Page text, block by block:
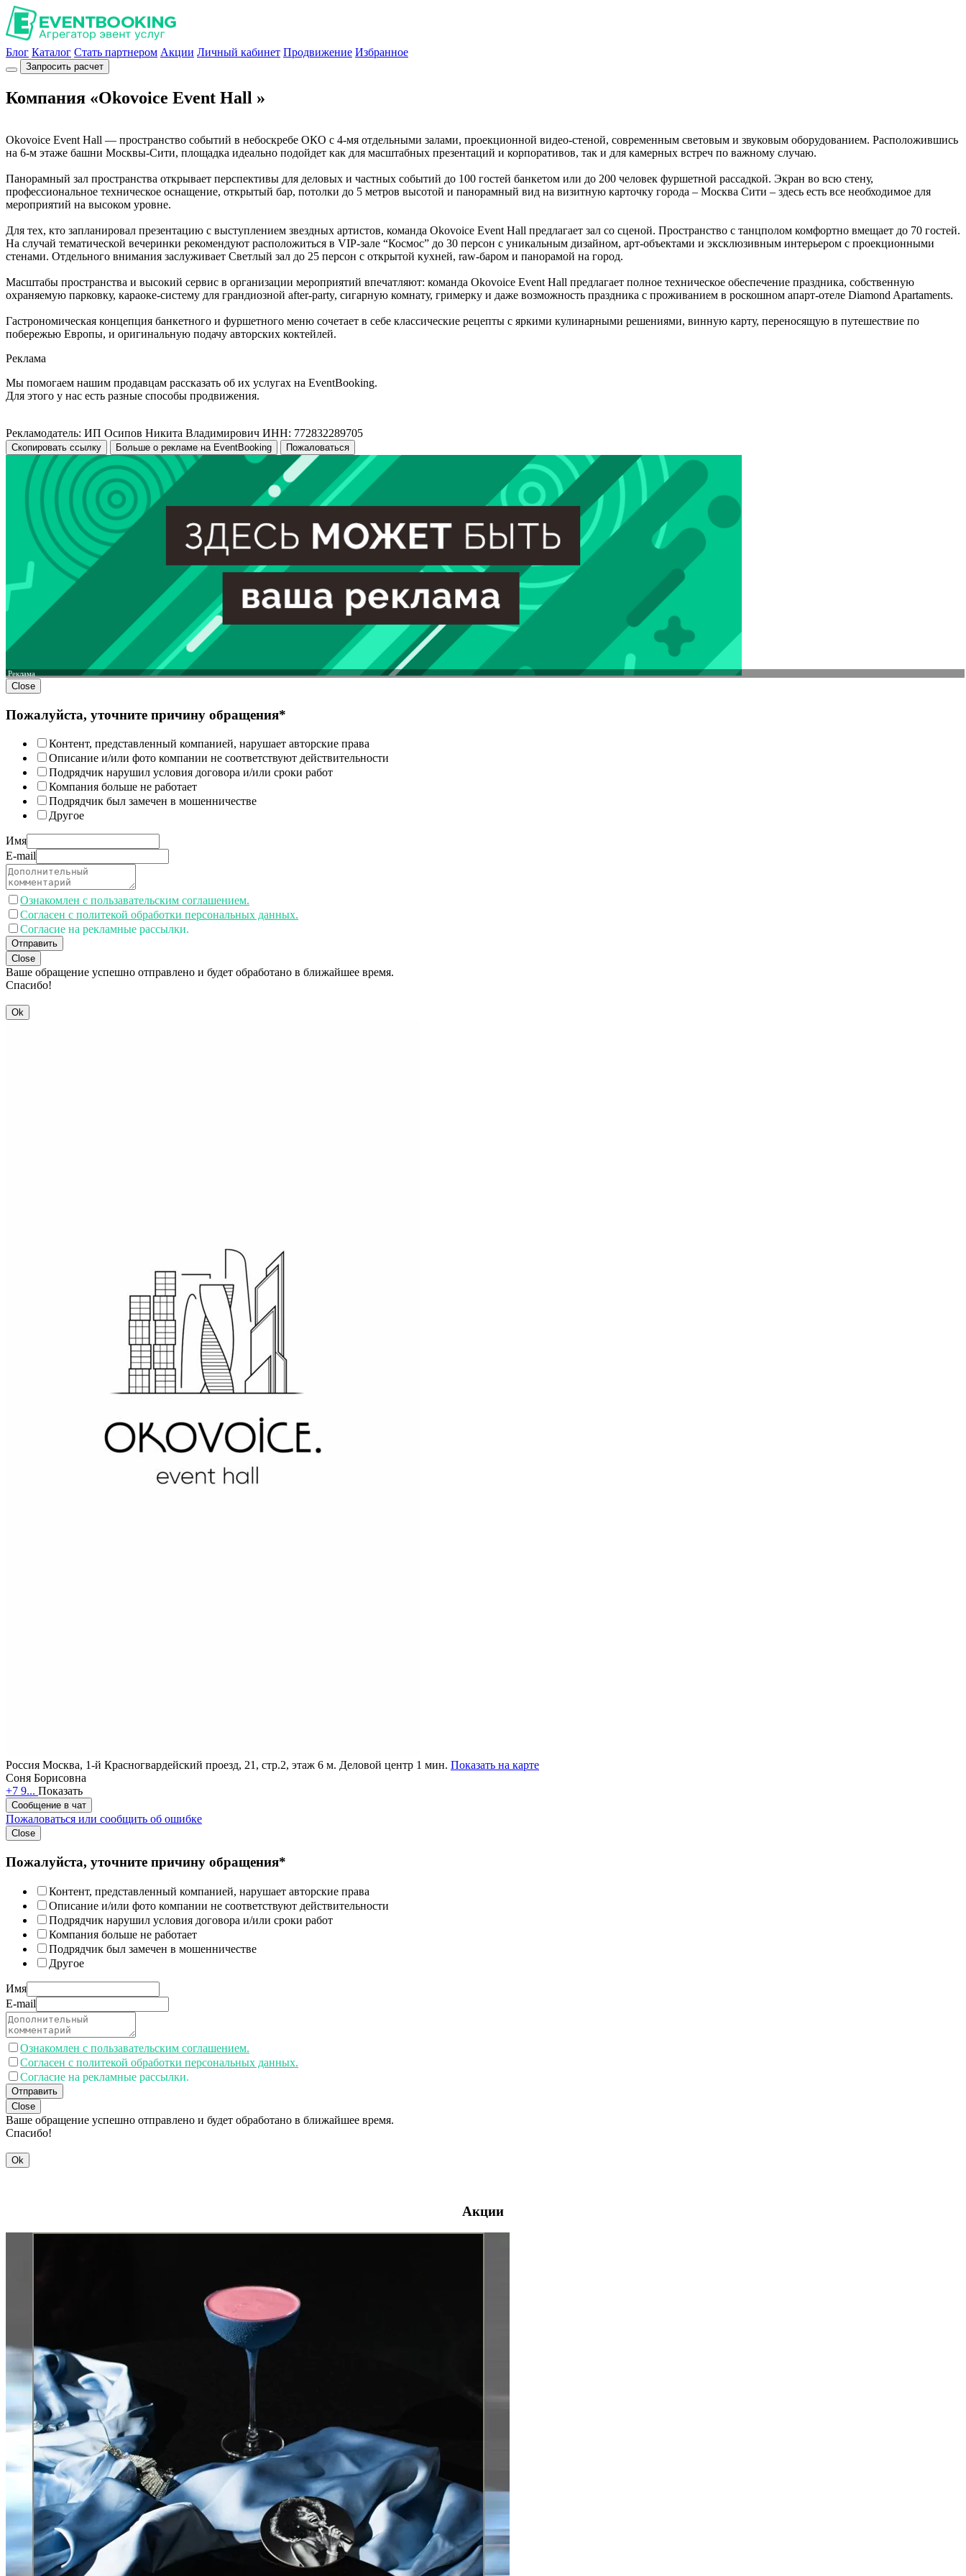
Блог Каталог Стать партнером Акции Личный кабинет Продвижение Избранное
Запросить расчет
Компания «Okovoice Event Hall »
Okovoice Event Hall — пространство событий в небоскребе ОКО с 4-мя отдельными залами, проекционной видео-стеной, современным световым и звуковым оборудованием. Расположившись
на 6-м этаже башни Москвы-Сити, площадка идеально подойдет как для масштабных презентаций и корпоративов, так и для камерных встреч по важному случаю.
Панорамный зал пространства открывает перспективы для деловых и частных событий до 100 гостей банкетом или до 200 человек фуршетной рассадкой. Экран во всю стену,
профессиональное техническое оснащение, открытый бар, потолки до 5 метров высотой и панорамный вид на визитную карточку города – Москва Сити – здесь есть все необходимое для
мероприятий на высоком уровне.
Для тех, кто запланировал презентацию с выступлением звездных артистов, команда Okovoice Event Hall предлагает зал со сценой. Пространство с танцполом комфортно вмещает до 70 гостей.
На случай тематической вечеринки рекомендуют расположиться в VIP-зале “Космос” до 30 персон с уникальным дизайном, арт-объектами и эксклюзивным интерьером с проекционными
стенами. Отдельного внимания заслуживает Светлый зал до 25 персон с открытой кухней, raw-баром и панорамой на город.
Масштабы пространства и высокий сервис в организации мероприятий впечатляют: команда Okovoice Event Hall предлагает полное техническое обеспечение праздника, собственную
охраняемую парковку, караоке-систему для грандиозной after-party, сигарную комнату, гримерку и даже возможность праздника с проживанием в роскошном апарт-отеле Diamond Apartaments.
Гастрономическая концепция банкетного и фуршетного меню сочетает в себе классические рецепты с яркими кулинарными решениями, винную карту, переносящую в путешествие по
побережью Европы, и оригинальную подачу авторских коктейлей.
Реклама
Мы помогаем нашим продавцам рассказать об их услугах на EventBooking.
Для этого у нас есть разные способы продвижения.
Рекламодатель: ИП Осипов Никита Владимирович ИНН: 772832289705
Скопировать ссылку Больше о рекламе на EventBooking Пожаловаться
Реклама
Close
Пожалуйста, уточните причину обращения*
Контент, представленный компанией, нарушает авторские права
Описание и/или фото компании не соответствуют действительности
Подрядчик нарушил условия договора и/или сроки работ
Компания больше не работает
Подрядчик был замечен в мошенничестве
Другое
Имя
E-mail
Ознакомлен с пользавательским соглашением.
Согласен с политекой обработки персональных данных.
Согласие на рекламные рассылки.
Отправить
Close
Ваше обращение успешно отправлено и будет обработано в ближайшее время.
Спасибо!
Ok
Россия Москва, 1-й Красногвардейский проезд, 21, стр.2, этаж 6 м. Деловой центр 1 мин. Показать на карте
Соня Борисовна
+7 9... Показать
Сообщение в чат
Пожаловаться или сообщить об ошибке
Close
Пожалуйста, уточните причину обращения*
Контент, представленный компанией, нарушает авторские права
Описание и/или фото компании не соответствуют действительности
Подрядчик нарушил условия договора и/или сроки работ
Компания больше не работает
Подрядчик был замечен в мошенничестве
Другое
Имя
E-mail
Ознакомлен с пользавательским соглашением.
Согласен с политекой обработки персональных данных.
Согласие на рекламные рассылки.
Отправить
Close
Ваше обращение успешно отправлено и будет обработано в ближайшее время.
Спасибо!
Ok
Акции